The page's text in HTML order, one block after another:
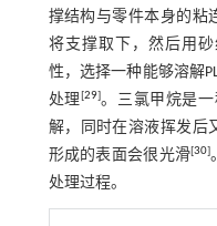
撑结构与零件本身的粘
将支撑取下，然后用
性，选择一种能够溶解
处理[29]。三氯甲烷是一
解，同时在溶液挥发后
形成的表面会很光滑[30]
处理过程。